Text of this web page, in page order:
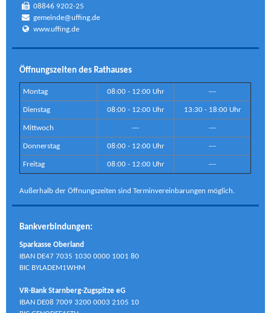
08846 9202-25
gemeinde@uffing.de
www.uffing.de
Öffnungszeiten des Rathauses
Montag 08:00 - 12:00 Uhr ---
Dienstag 08:00 - 12:00 Uhr 13:30 - 18:00 Uhr
Mittwoch --- ---
Donnerstag 08:00 - 12:00 Uhr ---
Freitag 08:00 - 12:00 Uhr ---
Außerhalb der Öffnungszeiten sind Terminvereinbarungen möglich.
Bankverbindungen:
Sparkasse Oberland
IBAN DE47 7035 1030 0000 1001 80
BIC BYLADEM1WHM
VR-Bank Starnberg-Zugspitze eG
IBAN DE08 7009 3200 0003 2105 10